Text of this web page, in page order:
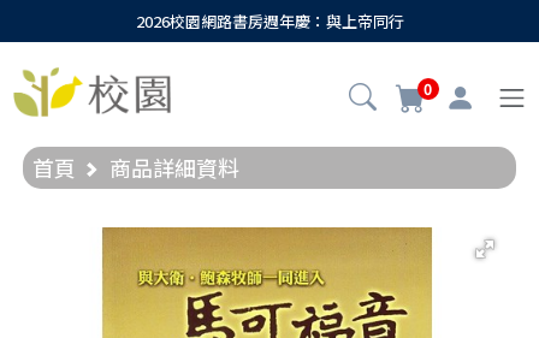
2026校園網路書房週年慶：與上帝同行
0
首頁 商品詳細資料